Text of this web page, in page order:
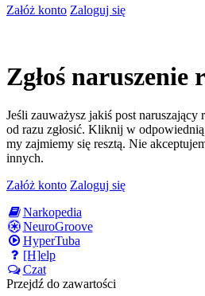
Załóż konto Zaloguj się
Zgłoś naruszenie
Jeśli zauważysz jakiś post naruszający
od razu zgłosić. Kliknij w
my zajmiemy się resztą. Nie
innych.
Załóż konto Zaloguj się
Narkopedia
NeuroGroove
HyperTuba
[H]elp
Czat
Przejdź do zawartości